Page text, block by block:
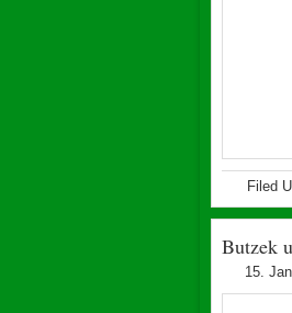
Filed
Butzek
15.